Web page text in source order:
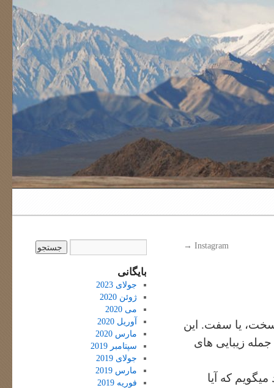
Instagram
→
سخت، یا سفت. این
زیبایی های
که آیا
بایگانی
جولای 2023
ژوئن 2020
می 2020
آوریل 2020
مارس 2020
سپتامبر 2019
جولای 2019
مارس 2019
فوریه 2019